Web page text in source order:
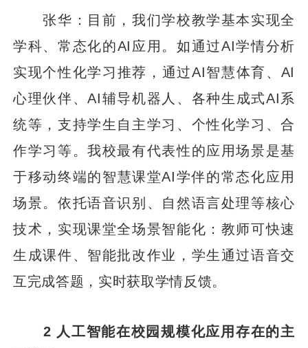
张华：目前，我们学校教学基本实现全
学科、常态化的AI应用。如通过AI学情分析
实现个性化学习推荐，通过AI智慧体育、AI
心理伙伴、AI辅导机器人、各种生成式AI系
统等，支持学生自主学习、个性化学习、合
作学习等。我校最有代表性的应用场景是基
于移动终端的智慧课堂AI学伴的常态化应用
场景。依托语音识别、自然语言处理等核心
技术，实现课堂全场景智能化：教师可快速
生成课件、智能批改作业，学生通过语音交
互完成答题，实时获取学情反馈。
2 人工智能在校园规模化应用存在的主